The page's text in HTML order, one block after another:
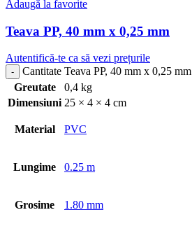
Adaugă la favorite
Teava PP, 40 mm x 0,25 mm
Autentifică-te ca să vezi prețurile
Cantitate Teava PP, 40 mm x 0,25 mm
Greutate
0,4 kg
Dimensiuni 25 × 4 × 4 cm
Material PVC
Lungime 0.25 m
Grosime 1.80 mm